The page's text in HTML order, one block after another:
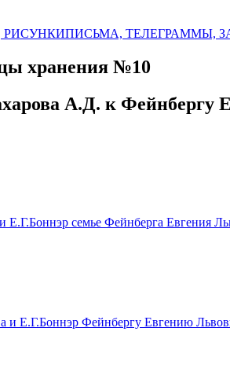
РИСУНКИПИСЬМА, ТЕЛЕГРАММЫ,
хранения №10
А.Д. к Фейнбергу
Е.Г.Боннэр семье Фейнберга Евгения
и Е.Г.Боннэр Фейнбергу Евгению